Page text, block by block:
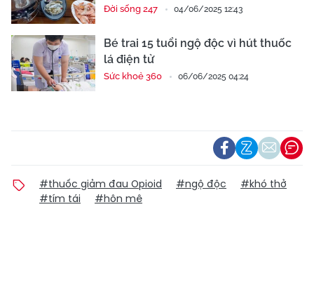
Đời sống 247 04/06/2025 12:43
Bé trai 15 tuổi ngộ độc vì hút thuốc
lá điện tử
Sức khoẻ 360 06/06/2025 04:24
#thuốc giảm đau Opioid #ngộ độc
#khó thở
#tím tái
#hôn mê